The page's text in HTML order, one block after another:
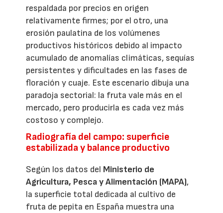
respaldada por precios en origen
relativamente firmes; por el otro, una
erosión paulatina de los volúmenes
productivos históricos debido al impacto
acumulado de anomalías climáticas, sequías
persistentes y dificultades en las fases de
floración y cuaje. Este escenario dibuja una
paradoja sectorial: la fruta vale más en el
mercado, pero producirla es cada vez más
costoso y complejo.
Radiografía del campo: superficie
estabilizada y balance productivo
Según los datos del Ministerio de
Agricultura, Pesca y Alimentación (MAPA),
la superficie total dedicada al cultivo de
fruta de pepita en España muestra una